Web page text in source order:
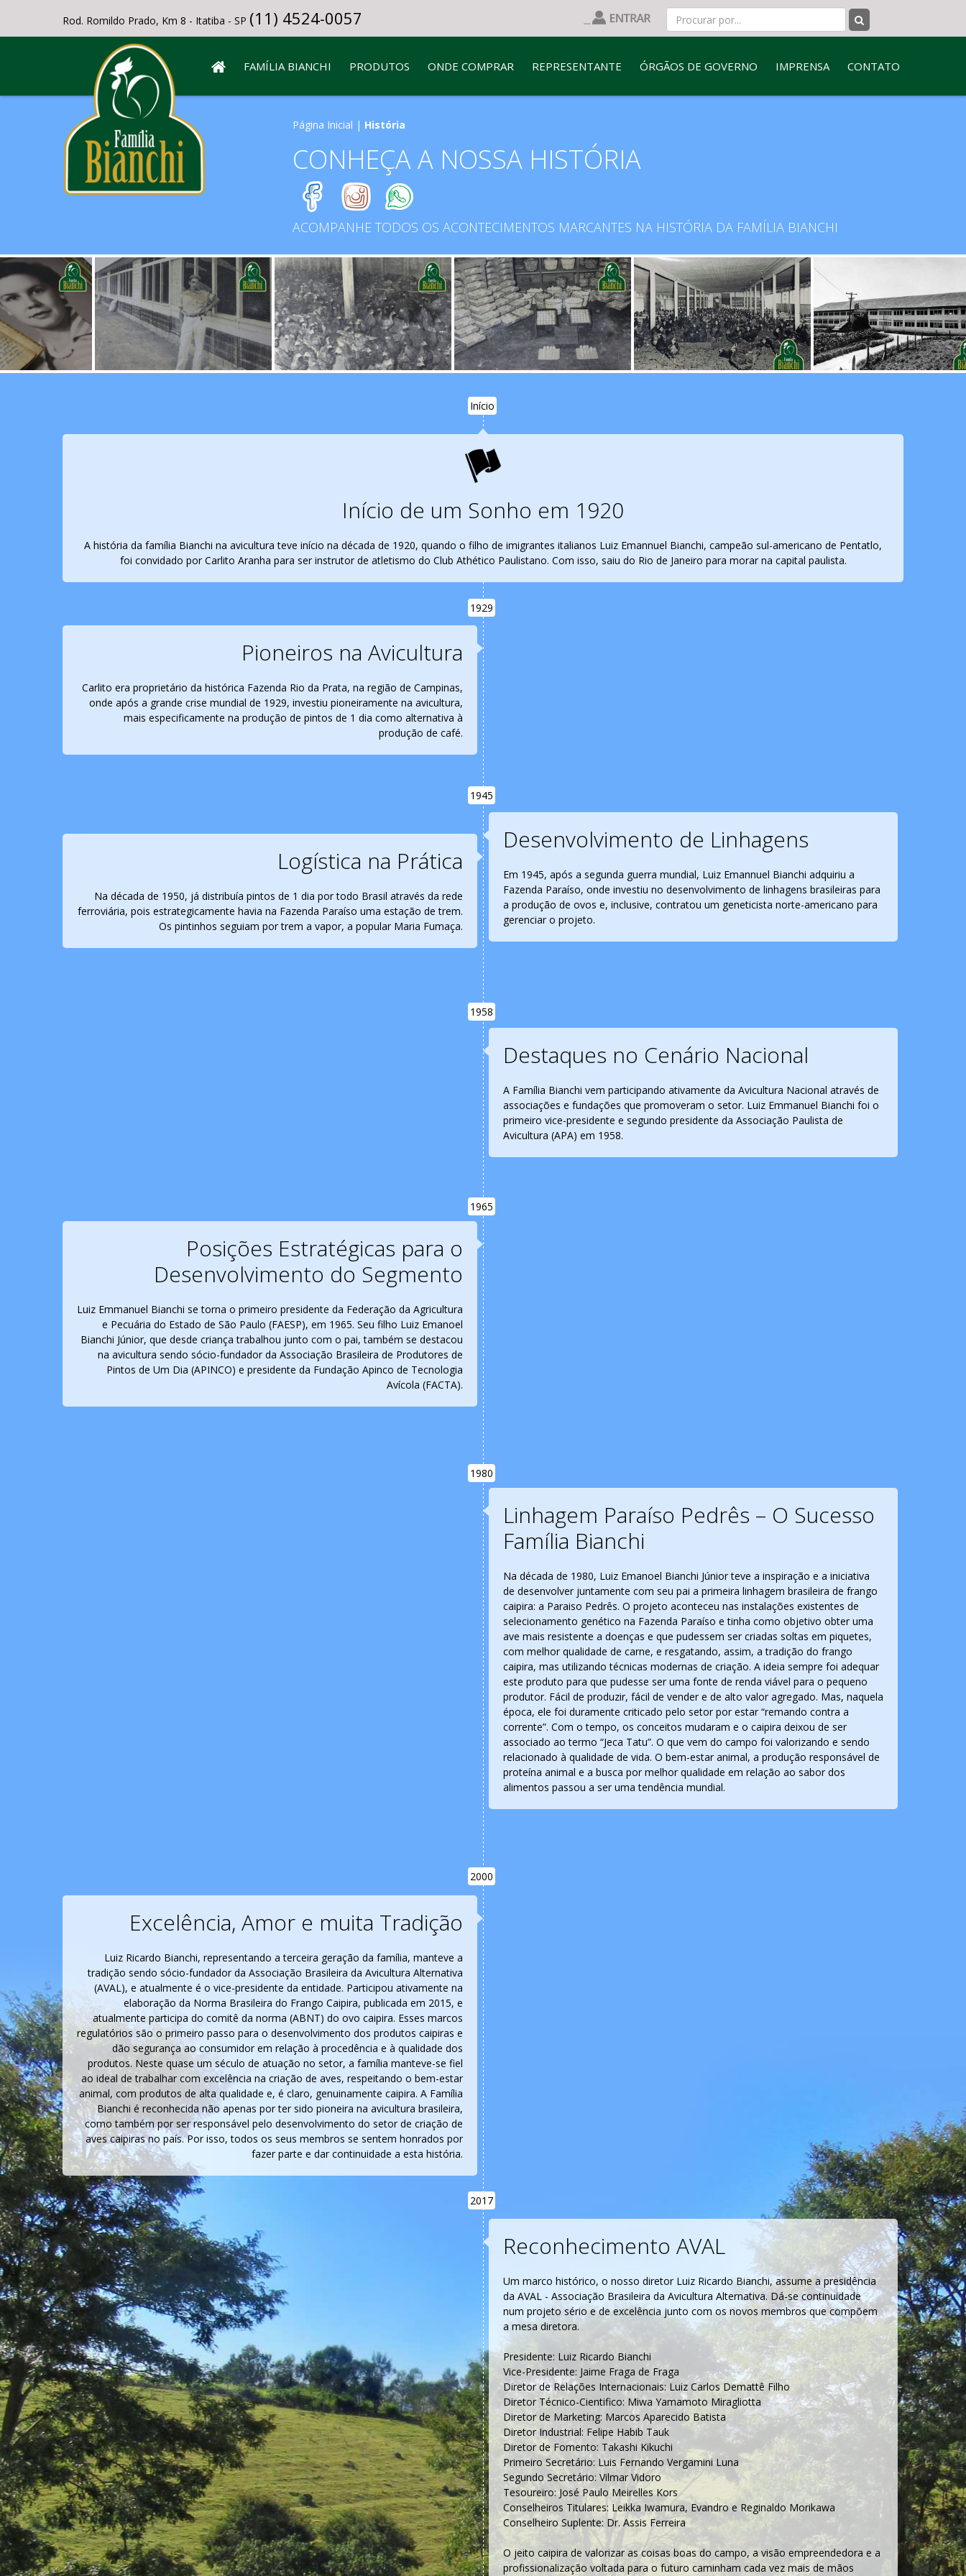
Rod. Romildo Prado, Km 8 - Itatiba - SP (11) 4524-0057
FAMÍLIA BIANCHI PRODUTOS ONDE COMPRAR REPRESENTANTE ÓRGÃOS DE GOVERNO IMPRENSA CONTATO
Página Inicial | História
CONHEÇA A NOSSA HISTÓRIA
ACOMPANHE TODOS OS ACONTECIMENTOS MARCANTES NA HISTÓRIA DA FAMÍLIA BIANCHI
Início
1929
1945
1958
1965
1980
2000
2017
Início de um Sonho em 1920
A história da família Bianchi na avicultura teve início na década de 1920, quando o filho de imigrantes italianos Luiz Emannuel Bianchi, campeão sul-americano de Pentatlo,
foi convidado por Carlito Aranha para ser instrutor de atletismo do Club Athético Paulistano. Com isso, saiu do Rio de Janeiro para morar na capital paulista.
Pioneiros na Avicultura
Carlito era proprietário da histórica Fazenda Rio da Prata, na região de Campinas,
onde após a grande crise mundial de 1929, investiu pioneiramente na avicultura,
mais especificamente na produção de pintos de 1 dia como alternativa à
produção de café.
Desenvolvimento de Linhagens
Em 1945, após a segunda guerra mundial, Luiz Emannuel Bianchi adquiriu a
Fazenda Paraíso, onde investiu no desenvolvimento de linhagens brasileiras para
a produção de ovos e, inclusive, contratou um geneticista norte-americano para
gerenciar o projeto.
Logística na Prática
Na década de 1950, já distribuía pintos de 1 dia por todo Brasil através da rede
ferroviária, pois estrategicamente havia na Fazenda Paraíso uma estação de trem.
Os pintinhos seguiam por trem a vapor, a popular Maria Fumaça.
Destaques no Cenário Nacional
A Família Bianchi vem participando ativamente da Avicultura Nacional através de
associações e fundações que promoveram o setor. Luiz Emmanuel Bianchi foi o
primeiro vice-presidente e segundo presidente da Associação Paulista de
Avicultura (APA) em 1958.
Posições Estratégicas para o
Desenvolvimento do Segmento
Luiz Emmanuel Bianchi se torna o primeiro presidente da Federação da Agricultura
e Pecuária do Estado de São Paulo (FAESP), em 1965. Seu filho Luiz Emanoel
Bianchi Júnior, que desde criança trabalhou junto com o pai, também se destacou
na avicultura sendo sócio-fundador da Associação Brasileira de Produtores de
Pintos de Um Dia (APINCO) e presidente da Fundação Apinco de Tecnologia
Avícola (FACTA).
Linhagem Paraíso Pedrês – O Sucesso
Família Bianchi
Na década de 1980, Luiz Emanoel Bianchi Júnior teve a inspiração e a iniciativa
de desenvolver juntamente com seu pai a primeira linhagem brasileira de frango
caipira: a Paraiso Pedrês. O projeto aconteceu nas instalações existentes de
selecionamento genético na Fazenda Paraíso e tinha como objetivo obter uma
ave mais resistente a doenças e que pudessem ser criadas soltas em piquetes,
com melhor qualidade de carne, e resgatando, assim, a tradição do frango
caipira, mas utilizando técnicas modernas de criação. A ideia sempre foi adequar
este produto para que pudesse ser uma fonte de renda viável para o pequeno
produtor. Fácil de produzir, fácil de vender e de alto valor agregado. Mas, naquela
época, ele foi duramente criticado pelo setor por estar “remando contra a
corrente”. Com o tempo, os conceitos mudaram e o caipira deixou de ser
associado ao termo “Jeca Tatu”. O que vem do campo foi valorizando e sendo
relacionado à qualidade de vida. O bem-estar animal, a produção responsável de
proteína animal e a busca por melhor qualidade em relação ao sabor dos
alimentos passou a ser uma tendência mundial.
Excelência, Amor e muita Tradição
Luiz Ricardo Bianchi, representando a terceira geração da família, manteve a
tradição sendo sócio-fundador da Associação Brasileira da Avicultura Alternativa
(AVAL), e atualmente é o vice-presidente da entidade. Participou ativamente na
elaboração da Norma Brasileira do Frango Caipira, publicada em 2015, e
atualmente participa do comitê da norma (ABNT) do ovo caipira. Esses marcos
regulatórios são o primeiro passo para o desenvolvimento dos produtos caipiras e
dão segurança ao consumidor em relação à procedência e à qualidade dos
produtos. Neste quase um século de atuação no setor, a família manteve-se fiel
ao ideal de trabalhar com excelência na criação de aves, respeitando o bem-estar
animal, com produtos de alta qualidade e, é claro, genuinamente caipira. A Família
Bianchi é reconhecida não apenas por ter sido pioneira na avicultura brasileira,
como também por ser responsável pelo desenvolvimento do setor de criação de
aves caipiras no país. Por isso, todos os seus membros se sentem honrados por
fazer parte e dar continuidade a esta história.
Reconhecimento AVAL
Um marco histórico, o nosso diretor Luiz Ricardo Bianchi, assume a presidência
da AVAL - Associação Brasileira da Avicultura Alternativa. Dá-se continuidade
num projeto sério e de excelência junto com os novos membros que compõem
a mesa diretora.
Presidente: Luiz Ricardo Bianchi
Vice-Presidente: Jaime Fraga de Fraga
Diretor de Relações Internacionais: Luiz Carlos Demattê Filho
Diretor Técnico-Cientifico: Miwa Yamamoto Miragliotta
Diretor de Marketing: Marcos Aparecido Batista
Diretor Industrial: Felipe Habib Tauk
Diretor de Fomento: Takashi Kikuchi
Primeiro Secretário: Luis Fernando Vergamini Luna
Segundo Secretário: Vilmar Vidoro
Tesoureiro: José Paulo Meirelles Kors
Conselheiros Titulares: Leikka Iwamura, Evandro e Reginaldo Morikawa
Conselheiro Suplente: Dr. Assis Ferreira
O jeito caipira de valorizar as coisas boas do campo, a visão empreendedora e a
profissionalização voltada para o futuro caminham cada vez mais de mãos